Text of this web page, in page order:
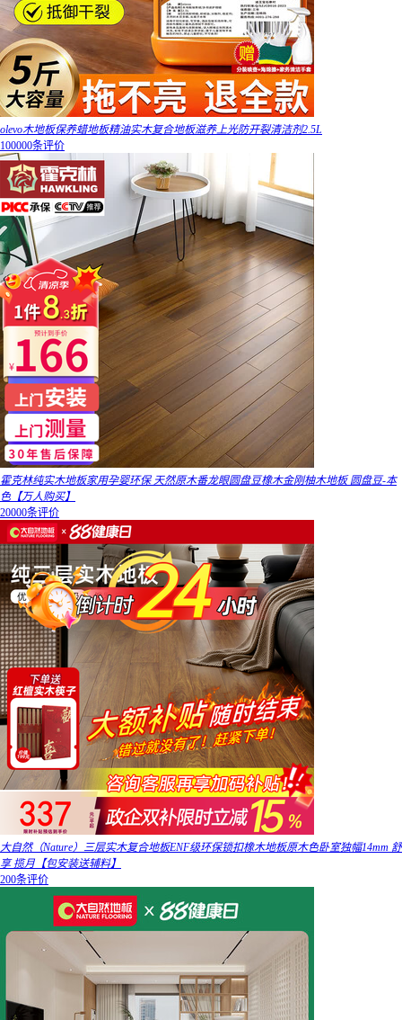
olevo木地板保养蜡地板精油实木复合地板滋养上光防开裂清洁剂2.5L
100000条评价
霍克林纯实木地板家用孕婴环保 天然原木番龙眼圆盘豆橡木金刚柚木地板 圆盘豆-本
色【万人购买】
20000条评价
大自然（Nature）三层实木复合地板ENF级环保锁扣橡木地板原木色卧室独幅14mm 舒
享 揽月【包安装送辅料】
200条评价